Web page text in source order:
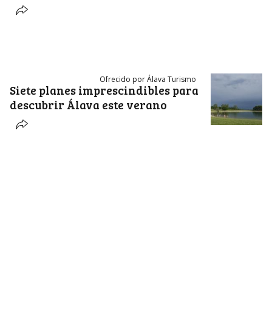
Ofrecido por Álava Turismo
Siete planes imprescindibles para
descubrir Álava este verano